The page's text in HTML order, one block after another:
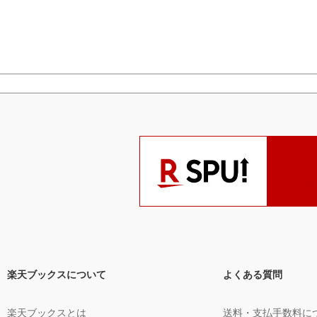
楽天ブックスについて
楽天ブックスとは
よくある質問
送料・支払手数料に